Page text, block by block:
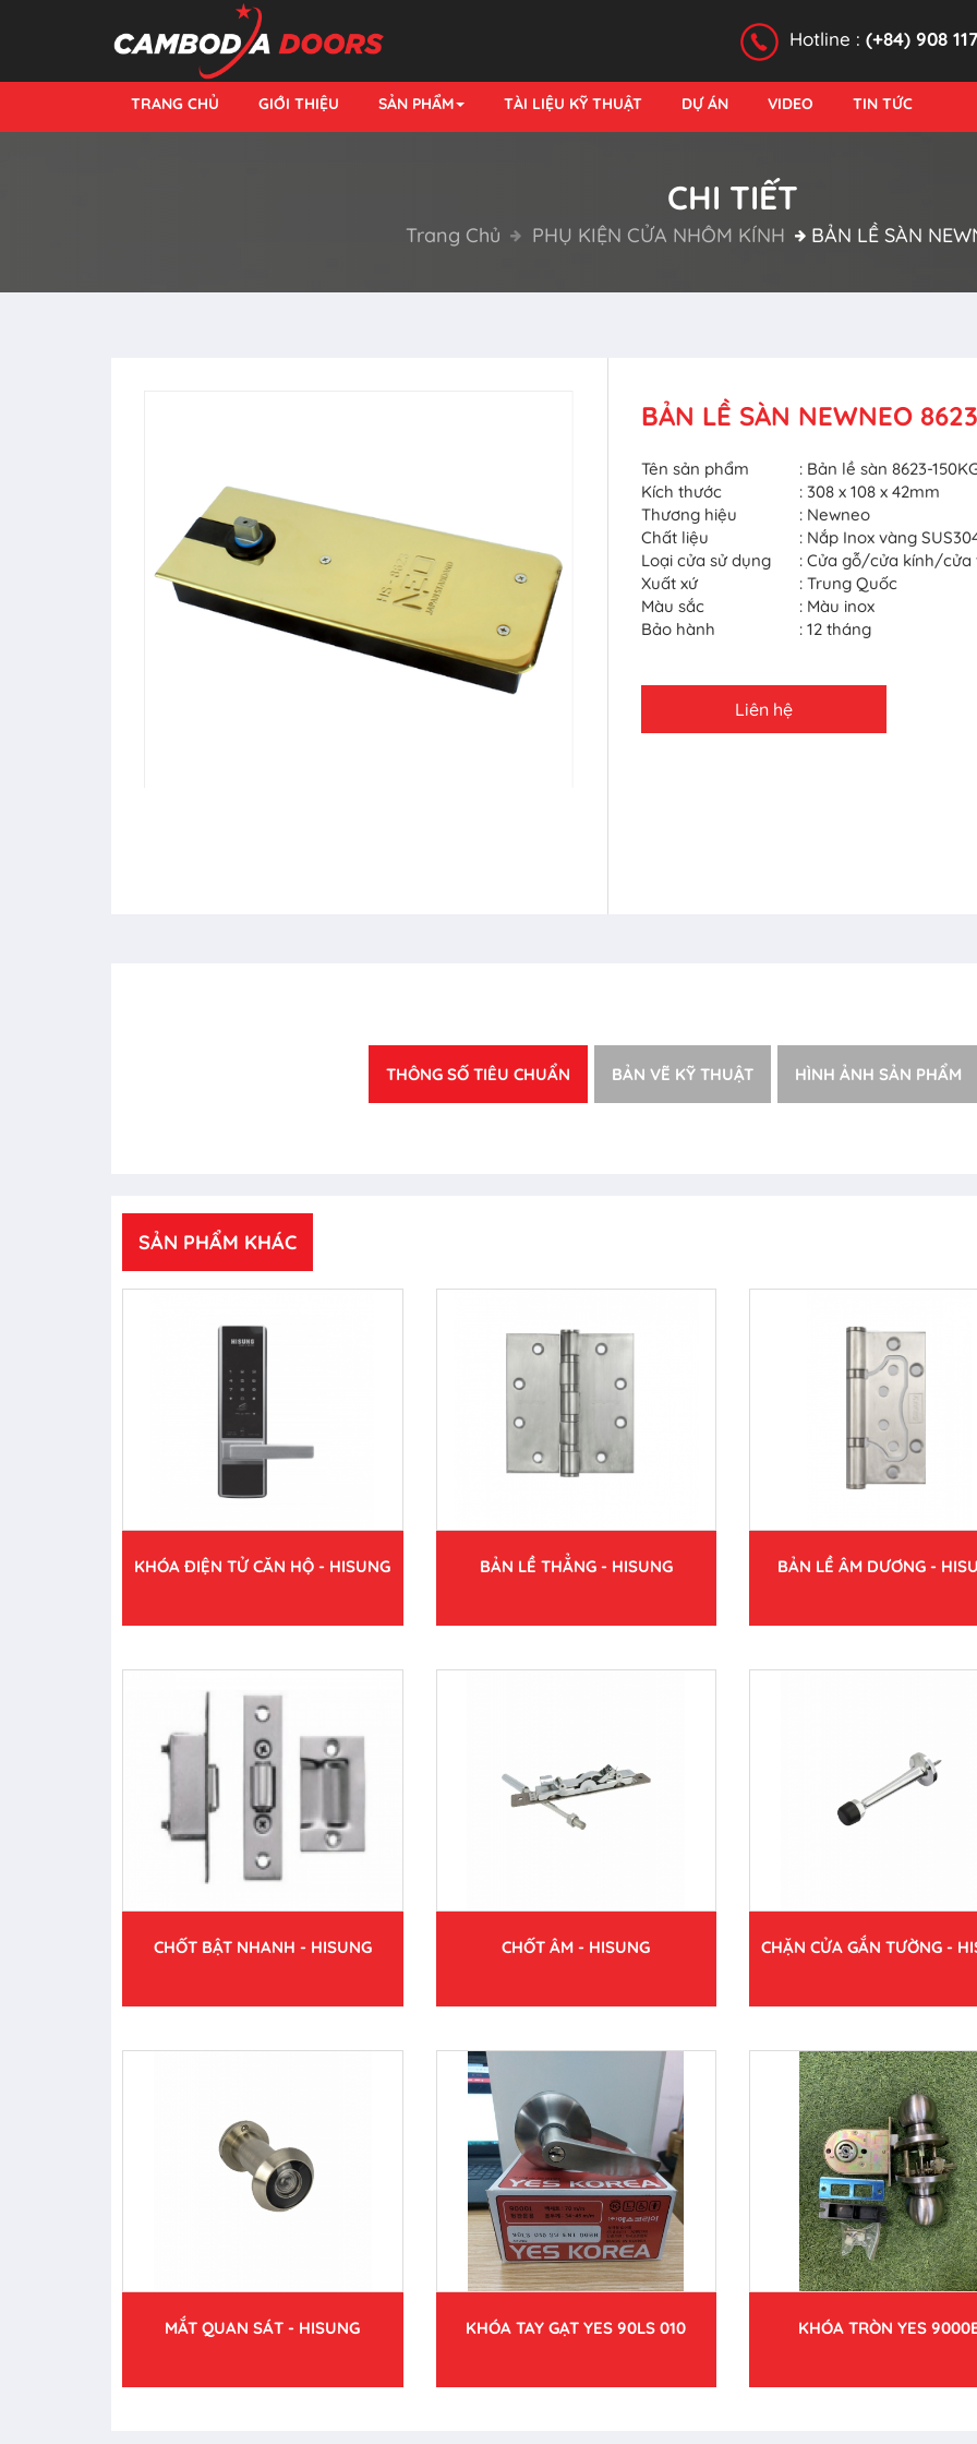
Hotline : (+84) 908
TRANG CHỦ GIỚI THIỆU SẢN PHẨM TÀI LIỆU KỸ THUẬT DỰ ÁN VIDEO TIN TỨC
CHI TIẾT
Trang Chủ PHỤ KIỆN CỬA NHÔM KÍNH BẢN LỀ SÀN
BẢN LỀ SÀN NEWNEO 8623
Tên sản phẩm
: Bản lề sàn 8623-
Kích thước
: 308 x 108 x 42mm
Thương hiệu
: Newneo
Chất liệu
: Nắp Inox vàng
Loại cửa sử dụng
: Cửa gỗ/cửa kính/cửa
Xuất xứ
: Trung Quốc
Màu sắc
: Màu inox
Bảo hành
: 12 tháng
Liên hệ
THÔNG SỐ TIÊU CHUẨN BẢN VẼ KỸ THUẬT HÌNH ẢNH SẢN PHẨM
SẢN PHẨM KHÁC
KHÓA ĐIỆN TỬ CĂN HỘ - HISUNG BẢN LỀ THẲNG - HISUNG BẢN LỀ ÂM DƯƠNG -
CHỐT BẬT NHANH - HISUNG CHỐT ÂM - HISUNG CHẶN CỬA GẮN TƯỜNG -
MẮT QUAN SÁT - HISUNG KHÓA TAY GẠT YES 90LS 010 KHÓA TRÒN YES